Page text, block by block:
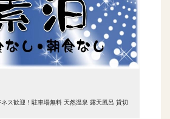
ネス歓迎！駐車場無料 天然温泉 露天風呂 貸切